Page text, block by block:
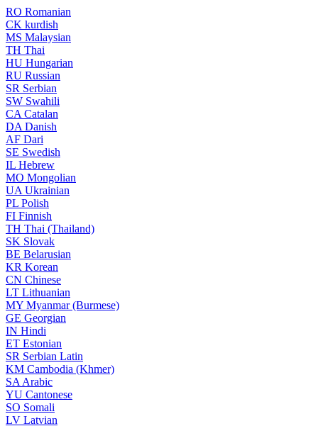
RO Romanian
CK kurdish
MS Malaysian
TH Thai
HU Hungarian
RU Russian
SR Serbian
SW Swahili
CA Catalan
DA Danish
AF Dari
SE Swedish
IL Hebrew
MO Mongolian
UA Ukrainian
PL Polish
FI Finnish
TH Thai (Thailand)
SK Slovak
BE Belarusian
KR Korean
CN Chinese
LT Lithuanian
MY Myanmar (Burmese)
GE Georgian
IN Hindi
ET Estonian
SR Serbian Latin
KM Cambodia (Khmer)
SA Arabic
YU Cantonese
SO Somali
LV Latvian